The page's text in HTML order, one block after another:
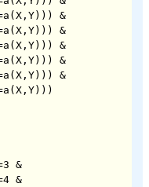
&
&
&
&
&
&
&